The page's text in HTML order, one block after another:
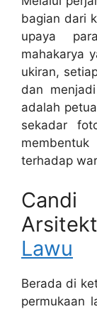
bagian dari
upaya
mahakarya
ukiran,
dan
adalah
sekadar
terhadap
Candi
Lawu
Berada di
permukaan